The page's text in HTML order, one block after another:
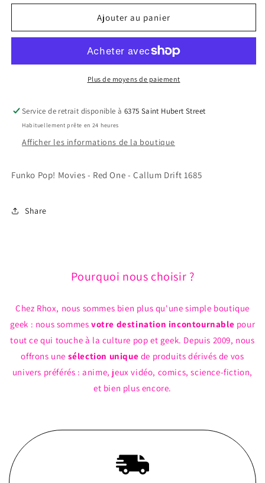
quantité
Funko
-
Callum
Drift
1685
quantité
Funko
Movies
-
Red
Callum
Drift
1685
Ajouter au panier
Plus de moyens de paiement
Service de retrait disponible à 6375 Saint Hubert Street
Habituellement prête en 24 heures
Afficher les informations de la boutique
Funko Pop! Movies - Red One - Callum Drift 1685
Share
Pourquoi nous choisir ?
Chez Rhox, nous sommes bien plus qu'une simple boutique
geek : nous sommesvotre destination incontournable pour
tout ce qui touche à la culture pop et geek. Depuis 2009, nous
offrons une sélection unique de produits dérivés de vos
univers préférés : anime, jeux vidéo, comics, science-fiction,
et bien plus encore.